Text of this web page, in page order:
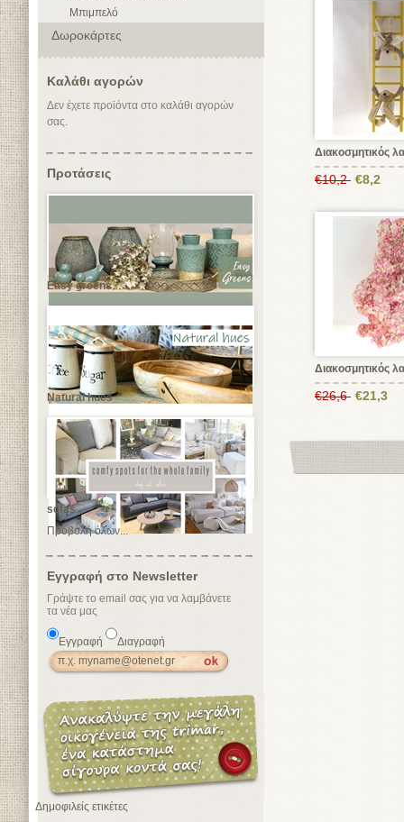
Μπιμπελό
Δωροκάρτες
Καλάθι αγορών
Δεν έχετε προϊόντα στο καλάθι αγορών
σας.
Προτάσεις
Easy greens
Natural hues
sofas
Προβολή όλων...
Εγγραφή στο Newsletter
Γράψτε το email σας για να λαμβάνετε
τα νέα μας
Εγγραφή Διαγραφή
Δημοφιλείς ετικέτες
Διακοσμητικός
€10,2 €8,2
Διακοσμητικός
€26,6 €21,3